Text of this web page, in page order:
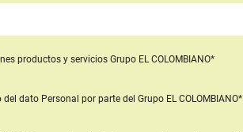
productos y servicios Grupo EL COLOMBIANO*
dato Personal por parte del Grupo EL COLOMBIANO*